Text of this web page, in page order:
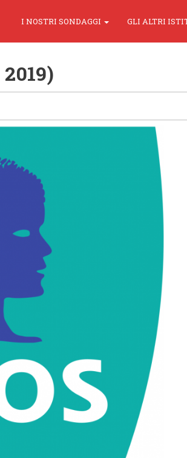
I NOSTRI SONDAGGI GLI ALTRI